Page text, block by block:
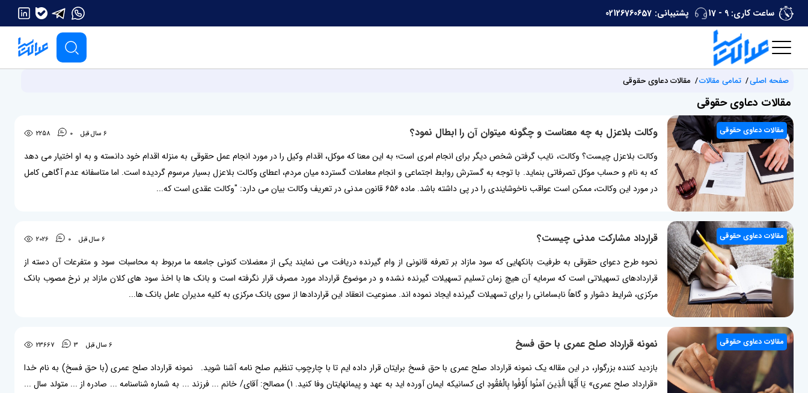
ساعت کاری: 9 - 17 پشتیبانی: 02126760657
صفحه اصلی تمامی مقالات مقالات دعاوی حقوقی
مقالات دعاوی حقوقی
مقالات دعاوی حقوقی وکالت بلاعزل به چه معناست و چگونه میتوان آن را ابطال نمود؟ 6 سال قبل 0
2258
وکالت بلاعزل چیست؟ وکالت، نایب گرفتن شخص دیگر برای انجام امری است؛ به این معنا که موکل، اقدام وکیل را در مورد انجام عمل حقوقی به منزله اقدام خود دانسته و به او اختیار می دهد
که به نام و حساب موکل تصرفاتی بنماید. با توجه به گسترش روابط اجتماعی و انجام معاملات گسترده میان مردم، اعطای وکالت بلاعزل بسیار مرسوم گردیده است. اما متاسفانه عدم آگاهی کامل
در مورد این وکالت، ممکن است عواقب ناخوشایندی را در پی داشته باشد. ماده ٦٥٦ قانون مدنی در تعریف وکالت بیان می دارد: "وکالت عقدی است که...
مقالات دعاوی حقوقی قرارداد مشارکت مدنی چیست؟ 6 سال قبل 0
2026
نحوه طرح دعوای حقوقی به طرفیت بانکهایی که سود مازاد بر تعرفه قانونی از وام گیرنده دریافت می نمایند یکی از معضلات کنونی جامعه ما مربوط به محاسبات سود و متفرعات آن دسته از
قراردادهای تسهیلاتی است که سرمایه آن هیچ زمان تسلیم تسهیلات گیرنده نشده و در موضوع قرارداد مورد مصرف قرار نگرفته است و بانک ها با اخذ سود های کلان مازاد بر نرخ مصوب بانک
مرکزی، شرایط دشوار و گاهاً نابسامانی را برای تسهیلات گیرنده ایجاد نموده اند. ممنوعیت انعقاد این قراردادها از سوی بانک مرکزی به کلیه مدیران عامل بانک ها...
مقالات دعاوی حقوقی نمونه قرارداد صلح عمری با حق فسخ 6 سال قبل 3
23667
بازدید کننده بزرگوار، در این مقاله یک نمونه قرارداد صلح عمری با حق فسخ برایتان قرار داده ایم تا با چارچوب تنظیم صلح نامه آشنا شوید. نمونه قرارداد صلح عمری (با حق فسخ) به نام خدا
«قرارداد صلح عمری» یَا أَیُّهَا الَّذِینَ آمَنُوا أَوْفُوا بِالْعُقُودِ ای کسانیکه ایمان آورده اید به عهد و پیمانهایتان وفا کنید. ١) مصالح: آقای/ خانم ... فرزند ... به شماره شناسنامه ... صادره از ... متولد سال ...